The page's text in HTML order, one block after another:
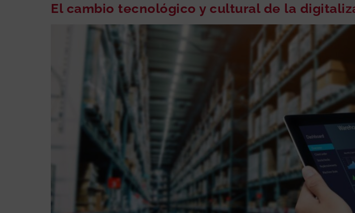
El cambio tecnológico y cultural de la